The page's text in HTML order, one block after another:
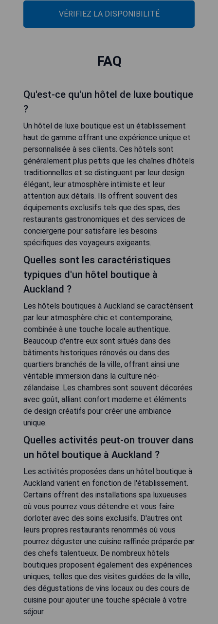
VÉRIFIEZ LA DISPONIBILITÉ
FAQ
Qu'est-ce qu'un hôtel de luxe boutique
?
Un hôtel de luxe boutique est un établissement
haut de gamme offrant une expérience unique et
personnalisée à ses clients. Ces hôtels sont
généralement plus petits que les chaînes d'hôtels
traditionnelles et se distinguent par leur design
élégant, leur atmosphère intimiste et leur
attention aux détails. Ils offrent souvent des
équipements exclusifs tels que des spas, des
restaurants gastronomiques et des services de
conciergerie pour satisfaire les besoins
spécifiques des voyageurs exigeants.
Quelles sont les caractéristiques
typiques d'un hôtel boutique à
Auckland ?
Les hôtels boutiques à Auckland se caractérisent
par leur atmosphère chic et contemporaine,
combinée à une touche locale authentique.
Beaucoup d'entre eux sont situés dans des
bâtiments historiques rénovés ou dans des
quartiers branchés de la ville, offrant ainsi une
véritable immersion dans la culture néo-
zélandaise. Les chambres sont souvent décorées
avec goût, alliant confort moderne et éléments
de design créatifs pour créer une ambiance
unique.
Quelles activités peut-on trouver dans
un hôtel boutique à Auckland ?
Les activités proposées dans un hôtel boutique à
Auckland varient en fonction de l'établissement.
Certains offrent des installations spa luxueuses
où vous pourrez vous détendre et vous faire
dorloter avec des soins exclusifs. D'autres ont
leurs propres restaurants renommés où vous
pourrez déguster une cuisine raffinée préparée par
des chefs talentueux. De nombreux hôtels
boutiques proposent également des expériences
uniques, telles que des visites guidées de la ville,
des dégustations de vins locaux ou des cours de
cuisine pour ajouter une touche spéciale à votre
séjour.